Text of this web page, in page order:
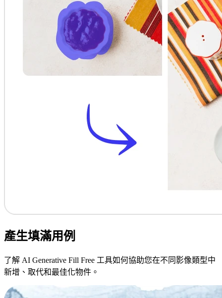
產生填滿用例
了解 AI Generative Fill Free 工具如何協助您在不同影像類型中
新增、取代和最佳化物件。